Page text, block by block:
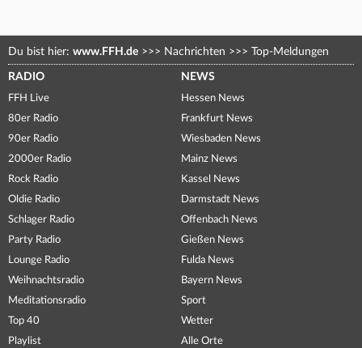
Du bist hier: www.FFH.de >>> Nachrichten >>> Top-Meldungen
RADIO
FFH Live
80er Radio
90er Radio
2000er Radio
Rock Radio
Oldie Radio
Schlager Radio
Party Radio
Lounge Radio
Weihnachtsradio
Meditationsradio
Top 40
Playlist
NEWS
Hessen News
Frankfurt News
Wiesbaden News
Mainz News
Kassel News
Darmstadt News
Offenbach News
Gießen News
Fulda News
Bayern News
Sport
Wetter
Alle Orte